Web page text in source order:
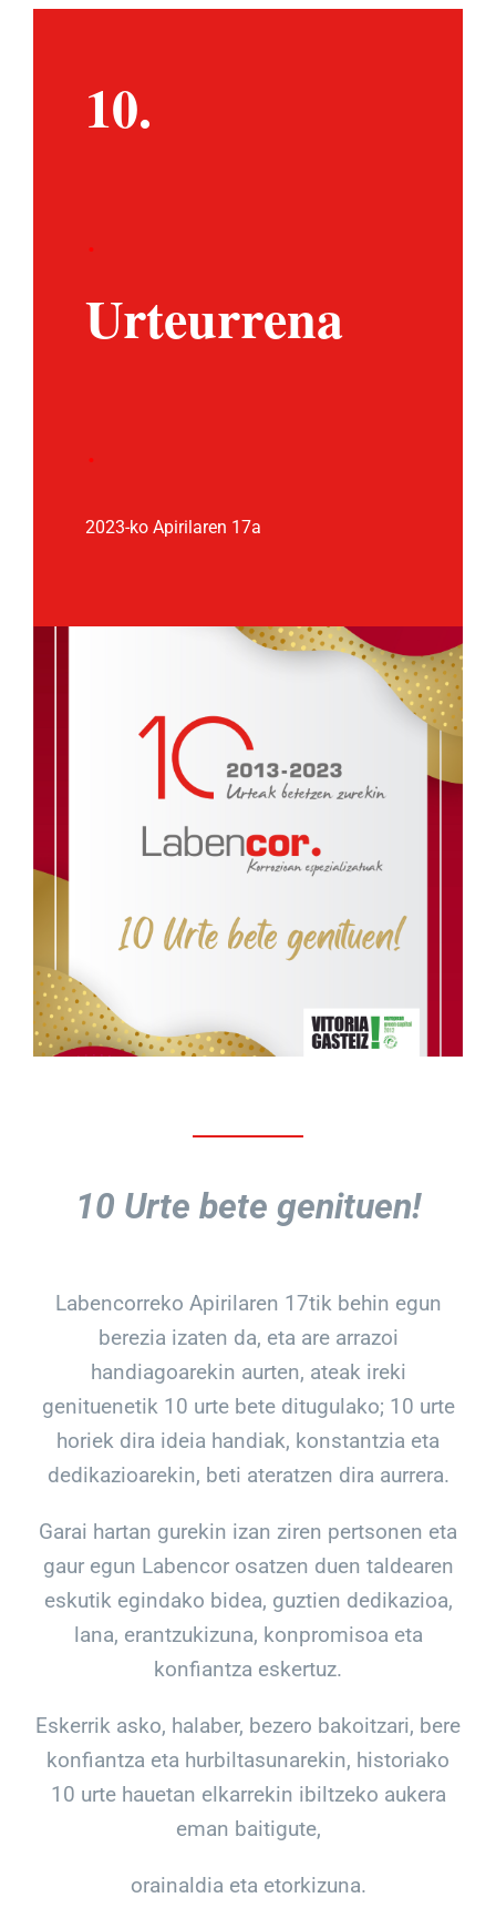
10.
.
Urteurrena
.
2023-ko Apirilaren 17a
10 Urte bete genituen!
Labencorreko Apirilaren 17tik behin egun
berezia izaten da, eta are arrazoi
handiagoarekin aurten, ateak ireki
genituenetik 10 urte bete ditugulako; 10 urte
horiek dira ideia handiak, konstantzia eta
dedikazioarekin, beti ateratzen dira aurrera.
Garai hartan gurekin izan ziren pertsonen eta
gaur egun Labencor osatzen duen taldearen
eskutik egindako bidea, guztien dedikazioa,
lana, erantzukizuna, konpromisoa eta
konfiantza eskertuz.
Eskerrik asko, halaber, bezero bakoitzari, bere
konfiantza eta hurbiltasunarekin, historiako
10 urte hauetan elkarrekin ibiltzeko aukera
eman baitigute,
orainaldia eta etorkizuna.